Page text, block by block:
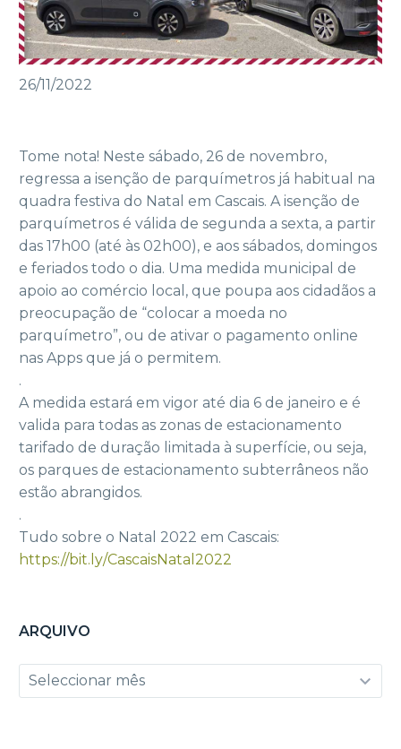
26/11/2022
Tome nota! Neste sábado, 26 de novembro,
regressa a isenção de parquímetros já habitual na
quadra festiva do Natal em Cascais. A isenção de
parquímetros é válida de segunda a sexta, a partir
das 17h00 (até às 02h00), e aos sábados, domingos
e feriados todo o dia. Uma medida municipal de
apoio ao comércio local, que poupa aos cidadãos a
preocupação de “colocar a moeda no
parquímetro”, ou de ativar o pagamento online
nas Apps que já o permitem.
.
A medida estará em vigor até dia 6 de janeiro e é
valida para todas as zonas de estacionamento
tarifado de duração limitada à superfície, ou seja,
os parques de estacionamento subterrâneos não
estão abrangidos.
.
Tudo sobre o Natal 2022 em Cascais:
https://bit.ly/CascaisNatal2022
ARQUIVO
Arquivo
Seleccionar mês